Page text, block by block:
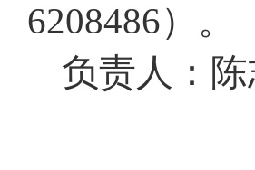
6208486）。
负责人：